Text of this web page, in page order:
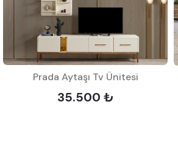
Prada Aytaşı Tv Ünitesi
35.500 ₺